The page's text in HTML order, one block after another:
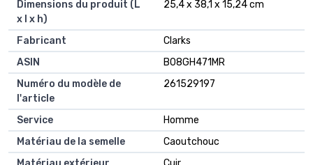
Dimensions du produit (L
x l x h)
25,4 x 38,1 x 15,24 cm
Fabricant
Clarks
ASIN
B08GH471MR
Numéro du modèle de
l'article
261529197
Service
Homme
Matériau de la semelle
Caoutchouc